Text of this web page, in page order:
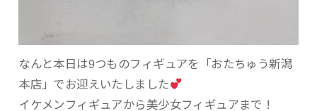
なんと本日は9つものフィギュアを「おたちゅう新潟
本店」でお迎えいたしました
イケメンフィギュアから美少女フィギュアまで！